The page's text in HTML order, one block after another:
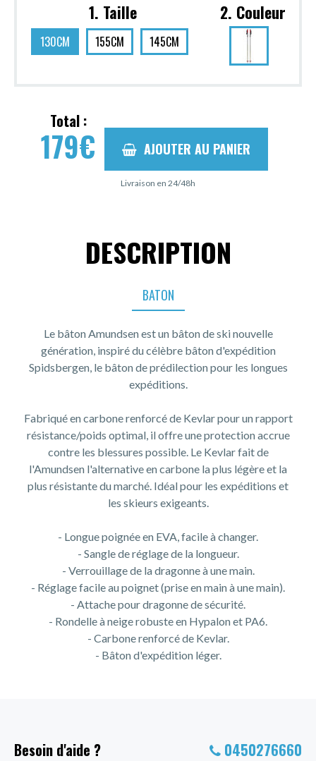
1. Taille
130CM 155CM 145CM
2. Couleur
Total :
179€ AJOUTER AU PANIER
Livraison en 24/48h
DESCRIPTION
BATON
Le bâton Amundsen est un bâton de ski nouvelle
génération, inspiré du célèbre bâton d'expédition
Spidsbergen, le bâton de prédilection pour les longues
expéditions.
Fabriqué en carbone renforcé de Kevlar pour un rapport
résistance/poids optimal, il offre une protection accrue
contre les blessures possible. Le Kevlar fait de
l'Amundsen l'alternative en carbone la plus légère et la
plus résistante du marché. Idéal pour les expéditions et
les skieurs exigeants.
- Longue poignée en EVA, facile à changer.
- Sangle de réglage de la longueur.
- Verrouillage de la dragonne à une main.
- Réglage facile au poignet (prise en main à une main).
- Attache pour dragonne de sécurité.
- Rondelle à neige robuste en Hypalon et PA6.
- Carbone renforcé de Kevlar.
- Bâton d'expédition léger.
Besoin d'aide ? 0450276660